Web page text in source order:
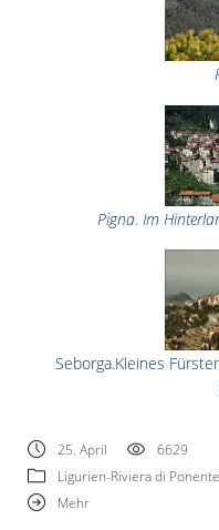
Pigna. Im
Seborga.Kleines
25. April
6629
Ligurien-Riviera di
Mehr